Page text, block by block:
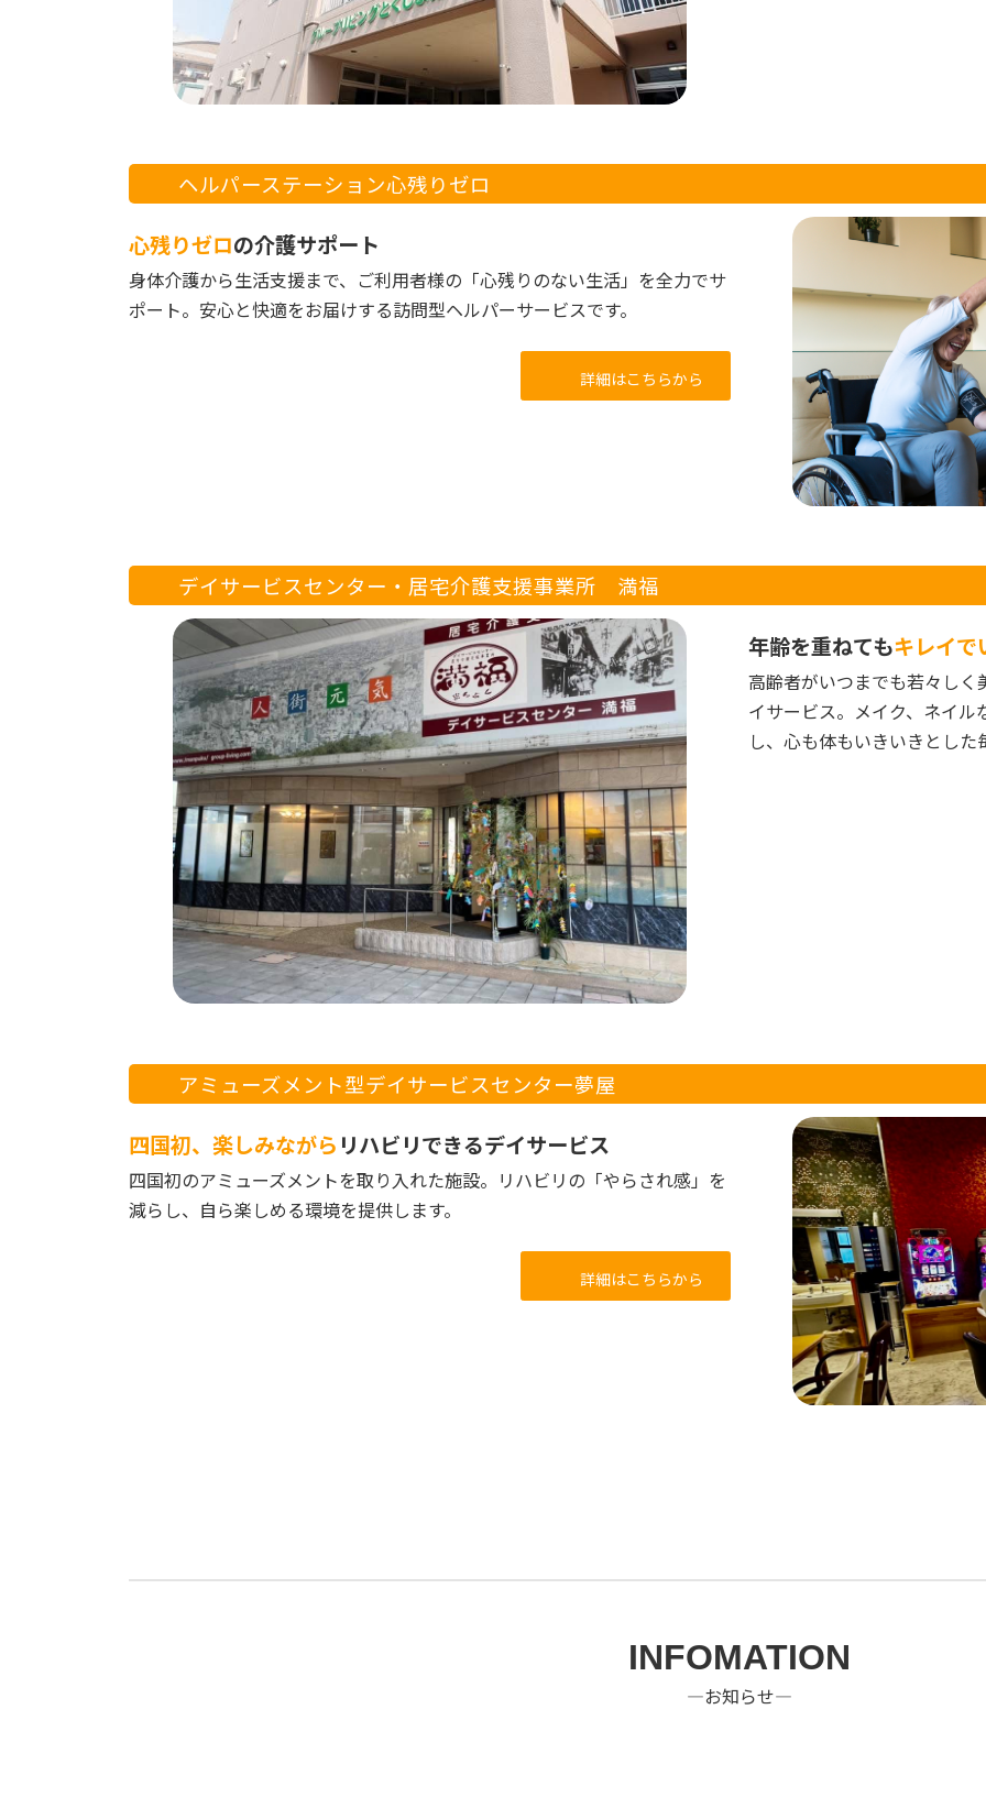
ヘルパーステーション心残りゼロ
心残りゼロの介護サポート
身体介護から生活支援まで、ご利用者様の「心残りのない生活」を全力でサ
ポート。安心と快適をお届けする訪問型ヘルパーサービスです。
詳細はこちらから
デイサービスセンター・居宅介護支援事業所 満福
年齢を重ねてもキレイで
高齢者がいつまでも若々し
イサービス。メイク、ネイ
し、心も体もいきいきとし
アミューズメント型デイサービスセンター夢屋
四国初、楽しみながら リハビリできるデイサービス
四国初のアミューズメントを取り入れた施設。リハビリの「やらされ感」を
減らし、自ら楽しめる環境を提供します。
詳細はこちらから
INFOMATION
―お知らせ―